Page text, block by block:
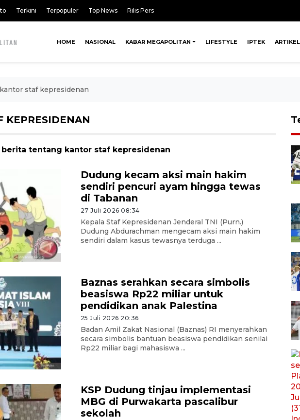
Terkini Terpopuler Top News Rilis Pers
HOME NASIONAL KABAR MEGAPOLITAN LIFESTYLE IPTEK ARTIKEL
kantor staf kepresidenan
KEPRESIDENAN
tentang kantor staf kepresidenan
Dudung kecam aksi main hakim
sendiri pencuri ayam hingga tewas
di Tabanan
27 Juli 2026 08:34
Kepala Staf Kepresidenan Jenderal TNI (Purn.)
Dudung Abdurachman mengecam aksi main hakim
sendiri dalam kasus tewasnya terduga ...
Baznas serahkan secara simbolis
beasiswa Rp22 miliar untuk
pendidikan anak Palestina
25 Juli 2026 20:36
Badan Amil Zakat Nasional (Baznas) RI menyerahkan
secara simbolis bantuan beasiswa pendidikan senilai
Rp22 miliar bagi mahasiswa ...
KSP Dudung tinjau implementasi
MBG di Purwakarta pascalibur
sekolah